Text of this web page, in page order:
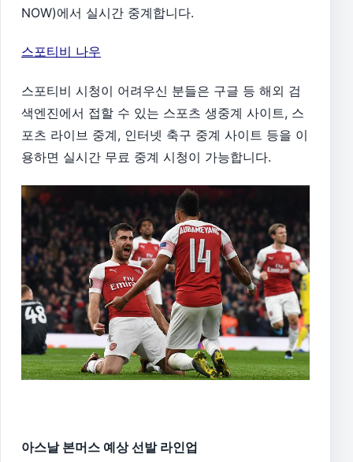
NOW)에서 실시간 중계합니다.
스포티비 나우
스포티비 시청이 어려우신 분들은 구글 등 해외 검
색엔진에서 접할 수 있는 스포츠 생중계 사이트, 스
포츠 라이브 중계, 인터넷 축구 중계 사이트 등을 이
용하면 실시간 무료 중계 시청이 가능합니다.
아스날 본머스 예상 선발 라인업